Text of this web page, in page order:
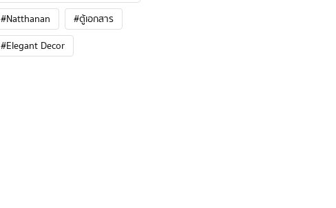
#Natthanan
#ตู้เอกสาร
#Elegant Decor